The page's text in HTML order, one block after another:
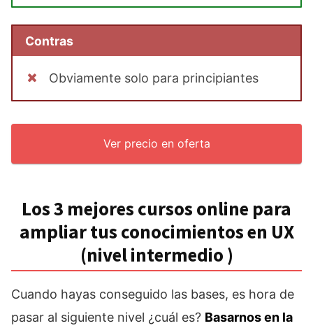
Contras
Obviamente solo para principiantes
Ver precio en oferta
Los 3 mejores cursos online para
ampliar tus conocimientos en UX
(nivel intermedio )
Cuando hayas conseguido las bases, es hora de
pasar al siguiente nivel ¿cuál es? Basarnos en la